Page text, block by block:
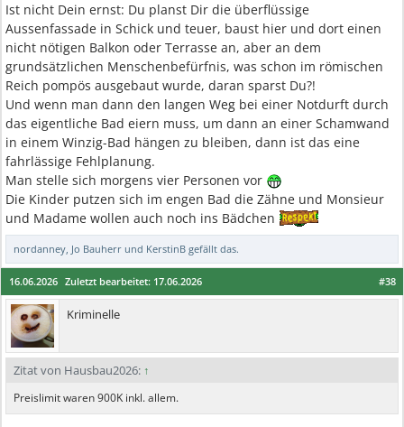
Ist nicht Dein ernst: Du planst Dir die überflüssige
Aussenfassade in Schick und teuer, baust hier und dort einen
nicht nötigen Balkon oder Terrasse an, aber an dem
grundsätzlichen Menschenbefürfnis, was schon im römischen
Reich pompös ausgebaut wurde, daran sparst Du?!
Und wenn man dann den langen Weg bei einer Notdurft durch
das eigentliche Bad eiern muss, um dann an einer Schamwand
in einem Winzig-Bad hängen zu bleiben, dann ist das eine
fahrlässige Fehlplanung.
Man stelle sich morgens vier Personen vor
Die Kinder putzen sich im engen Bad die Zähne und Monsieur
und Madame wollen auch noch ins Bädchen
nordanney, Jo Bauherr und KerstinB gefällt das.
#38
16.06.2026 Zuletzt bearbeitet: 17.06.2026
Kriminelle
Zitat von Hausbau2026: ↑
Preislimit waren 900K inkl. allem.